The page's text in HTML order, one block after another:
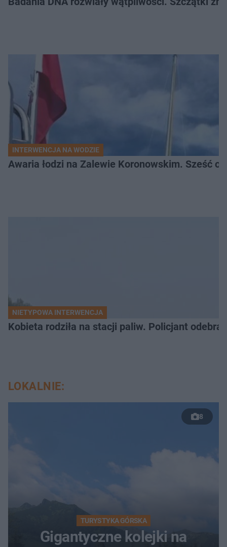
INTERWENCJA NA WODZIE
Awaria łodzi na Zalewie Koronowskim. Sześć
NIETYPOWA INTERWENCJA
Kobieta rodziła na stacji paliw. Policjant
LOKALNIE:
8
TURYSTYKA GÓRSKA
Gigantyczne kolejki na